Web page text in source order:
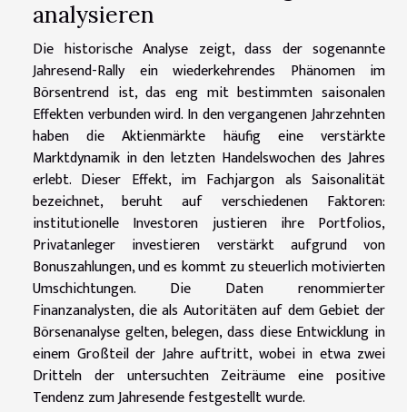
analysieren
Die historische Analyse zeigt, dass der sogenannte
Jahresend-Rally ein wiederkehrendes Phänomen im
Börsentrend ist, das eng mit bestimmten saisonalen
Effekten verbunden wird. In den vergangenen Jahrzehnten
haben die Aktienmärkte häufig eine verstärkte
Marktdynamik in den letzten Handelswochen des Jahres
erlebt. Dieser Effekt, im Fachjargon als Saisonalität
bezeichnet, beruht auf verschiedenen Faktoren:
institutionelle Investoren justieren ihre Portfolios,
Privatanleger investieren verstärkt aufgrund von
Bonuszahlungen, und es kommt zu steuerlich motivierten
Umschichtungen. Die Daten renommierter
Finanzanalysten, die als Autoritäten auf dem Gebiet der
Börsenanalyse gelten, belegen, dass diese Entwicklung in
einem Großteil der Jahre auftritt, wobei in etwa zwei
Dritteln der untersuchten Zeiträume eine positive
Tendenz zum Jahresende festgestellt wurde.